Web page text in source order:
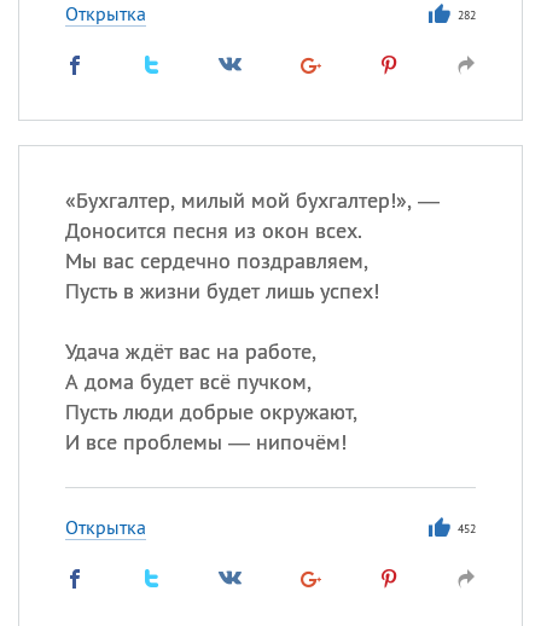
Открытка 282
«Бухгалтер, милый мой бухгалтер!», —
Доносится песня из окон всех.
Мы вас сердечно поздравляем,
Пусть в жизни будет лишь успех!
Удача ждёт вас на работе,
А дома будет всё пучком,
Пусть люди добрые окружают,
И все проблемы — нипочём!
Открытка 452